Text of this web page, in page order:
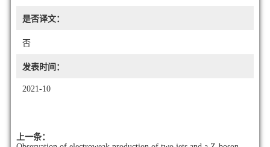
是否译文：
否
发表时间：
2021-10
上一条：